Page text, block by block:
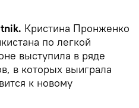
Кристина Пронженко
по легкой
выступила в ряде
в которых выиграла
к новому